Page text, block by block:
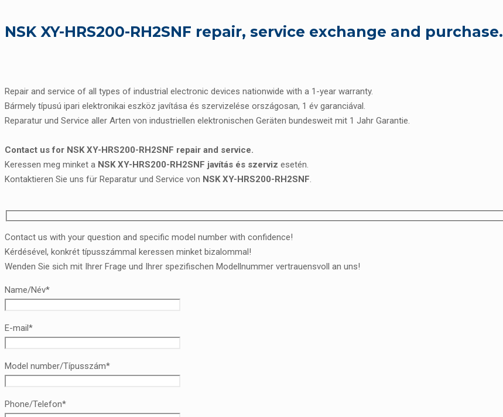
NSK XY-HRS200-RH2SNF repair, service exchange and purchase.
Repair and service of all types of industrial electronic devices nationwide with a 1-year warranty.
Bármely típusú ipari elektronikai eszköz javítása és szervizelése országosan, 1 év garanciával.
Reparatur und Service aller Arten von industriellen elektronischen Geräten bundesweit mit 1 Jahr Garantie.
Contact us for NSK XY-HRS200-RH2SNF repair and service.
Keressen meg minket a NSK XY-HRS200-RH2SNF javítás és szerviz esetén.
Kontaktieren Sie uns für Reparatur und Service von NSK XY-HRS200-RH2SNF.
Contact us with your question and specific model number with confidence!
Kérdésével, konkrét típusszámmal keressen minket bizalommal!
Wenden Sie sich mit Ihrer Frage und Ihrer spezifischen Modellnummer vertrauensvoll an uns!
Name/Név*
E-mail*
Model number/Típusszám*
Phone/Telefon*